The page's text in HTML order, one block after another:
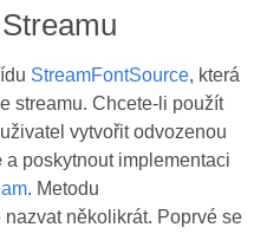
StreamFontSource, která
streamu. Chcete-li použít
vytvořit odvozenou
a poskytnout implementaci
. Metodu
několikrát. Poprvé se